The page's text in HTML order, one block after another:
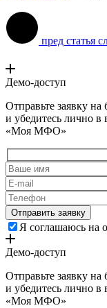
пред статья
Демо-доступ
Отправьте заявку
и убедитесь лично
«Моя МФО»
Я соглашаюсь на
Демо-доступ
Отправьте заявку
и убедитесь лично
«Моя МФО»